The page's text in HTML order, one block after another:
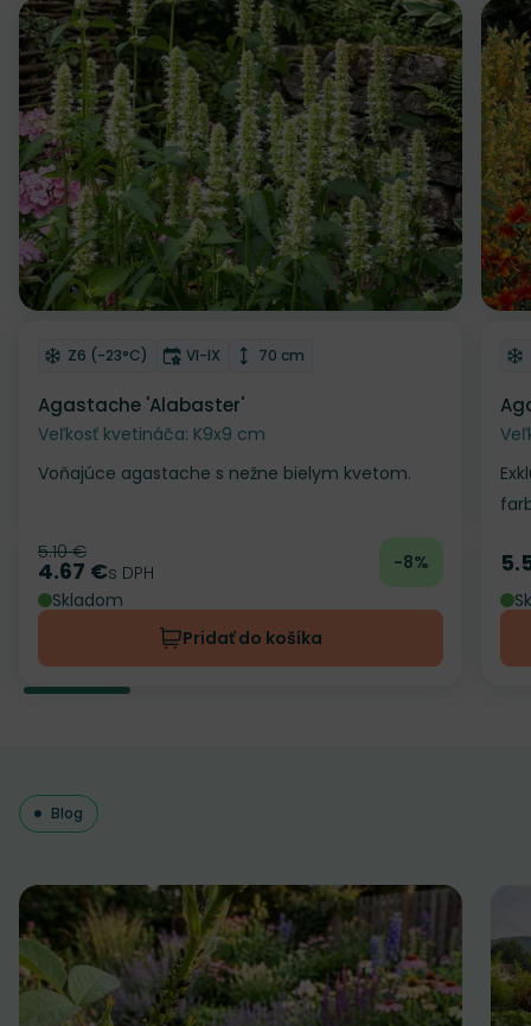
Odober do zoznamu želaní
Mrazuvzdornosť
Z6 (-23°C) Doba kvitnutia
VI-IX Výška rastliny
70 cm
Agastache 'Alabaster'
Veľkosť kvetináča: K9x9 cm
Voňajúce agastache s nežne bielym kvetom.
Pôvodná cena
5.10 €
Cena
4.67 €s DPH
-8%
Skladom
Pridať do košíka
Blog